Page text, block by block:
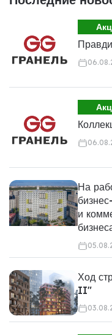
На
и
Ход
II"